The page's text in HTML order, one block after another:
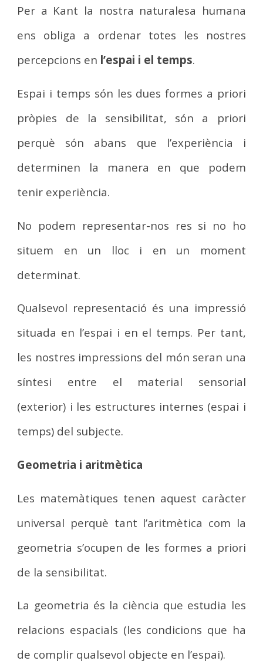
Per a Kant la nostra naturalesa humana
ens obliga a ordenar totes les nostres
percepcions en l’espai i el temps.
Espai i temps són les dues formes a priori
pròpies de la sensibilitat, són a priori
perquè són abans que l’experiència i
determinen la manera en que podem
tenir experiència.
No podem representar-nos res si no ho
situem en un lloc i en un moment
determinat.
Qualsevol representació és una impressió
situada en l’espai i en el temps. Per tant,
les nostres impressions del món seran una
síntesi entre el material sensorial
(exterior) i les estructures internes (espai i
temps) del subjecte.
Geometria i aritmètica
Les matemàtiques tenen aquest caràcter
universal perquè tant l’aritmètica com la
geometria s’ocupen de les formes a priori
de la sensibilitat.
La geometria és la ciència que estudia les
relacions espacials (les condicions que ha
de complir qualsevol objecte en l’espai).